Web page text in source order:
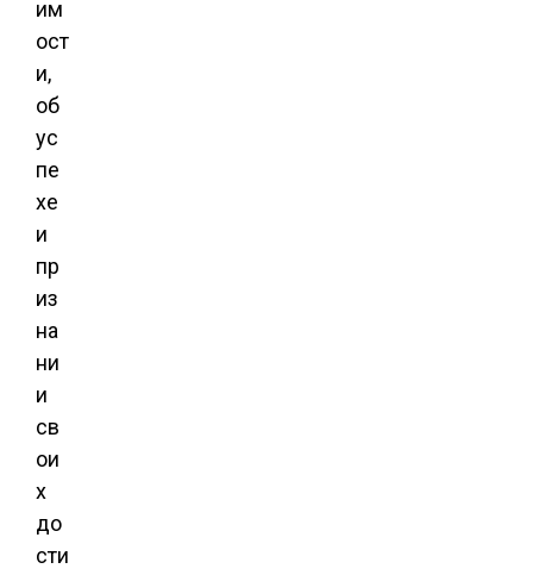
им
ост
и,
об
ус
пе
хе
и
пр
из
на
ни
и
св
ои
х
до
сти